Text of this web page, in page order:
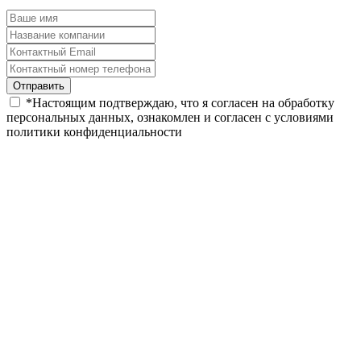
*Настоящим подтверждаю, что я согласен на обработку
персональных данных, ознакомлен и согласен с условиями
политики конфиденциальности